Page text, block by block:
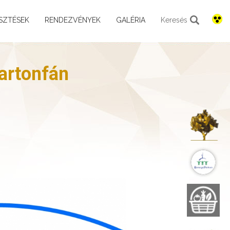
RENDEZVÉNYEK GALÉRIA Keresés